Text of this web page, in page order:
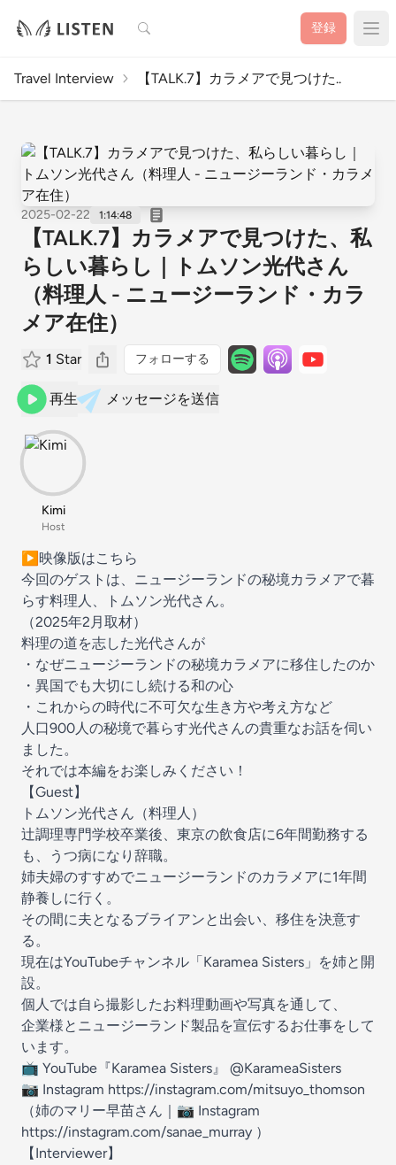
検索 登録
Travel Interview 【TALK.7】カラメアで見つけた..
2025-02-22 1:14:48
【TALK.7】カラメアで見つけた、私
らしい暮らし｜トムソン光代さん
（料理人 - ニュージーランド・カラ
メア在住）
1 Star フォローする
再生 メッセージを送信
Kimi
Host
▶️ 映像版はこちら
今回のゲストは、ニュージーランドの秘境カラメアで暮
らす料理人、トムソン光代さん。
（2025年2月取材）
料理の道を志した光代さんが
・なぜニュージーランドの秘境カラメアに移住したのか
・異国でも大切にし続ける和の心
・これからの時代に不可欠な生き方や考え方など
人口900人の秘境で暮らす光代さんの貴重なお話を伺い
ました。
それでは本編をお楽しみください！
【Guest】
トムソン光代さん（料理人）
辻調理専門学校卒業後、東京の飲食店に6年間勤務する
も、うつ病になり辞職。
姉夫婦のすすめでニュージーランドのカラメアに1年間
静養しに行く。
その間に夫となるブライアンと出会い、移住を決意す
る。
現在はYouTubeチャンネル「Karamea Sisters 」を姉と開
設。
個人では自ら撮影したお料理動画や写真を通して、
企業様とニュージーランド製品を宣伝するお仕事をして
います。
📺 YouTube『Karamea Sisters』 @KarameaSisters
📷 Instagram https://instagram.com/mitsuyo_thomson
（姉のマリー早苗さん｜📷 Instagram
https://instagram.com/sanae_murray ）
【Interviewer】